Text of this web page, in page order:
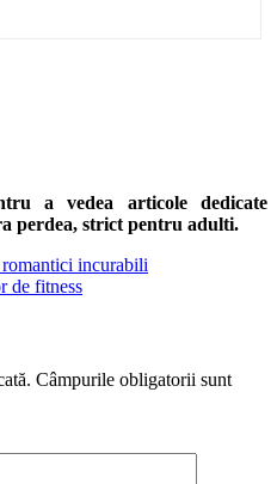
a vedea articole dedicate
perdea, strict pentru adulti.
incurabili
de fitness
Câmpurile obligatorii sunt